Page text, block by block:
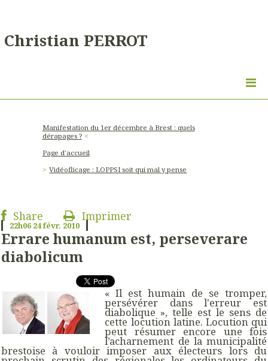
Christian PERROT
Manifestation du 1er décembre à Brest : quels
dérapages ?
Page d'accueil
Vidéoflicage : LOPPSI soit qui mal y pense
Share Imprimer
22h06 24févr. 2010
Errare humanum est, perseverare
diabolicum
«Il est humain de se tromper,
persévérer dans l'erreur est
diabolique », telle est le sens de
cette locution latine. Locution qui
peut résumer encore une fois
l’acharnement de la municipalité
brestoise à vouloir imposer aux électeurs lors du